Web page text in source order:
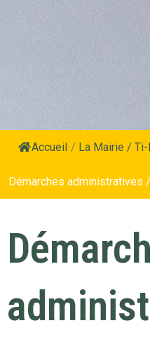
Accueil / La Mairie /
Démarches administratives